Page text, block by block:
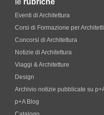
le rubriche
Eventi di Architettura
Corsi di Formazione per Architetti
Concorsi di Architettura
Notizie di Architettura
Viaggi & Architetture
Design
Archivio notizie pubblicate su
p+A Blog